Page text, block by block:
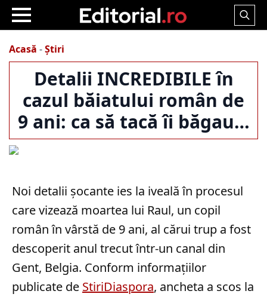
Search
Acasă -Știri
Detalii INCREDIBILE în
cazul băiatului român de
9 ani: ca să tacă îi băgau…
Noi detalii șocante ies la iveală în procesul
care vizează moartea lui Raul, un copil
român în vârstă de 9 ani, al cărui trup a fost
descoperit anul trecut într-un canal din
Gent, Belgia. Conform informațiilor
publicate de StiriDiaspora, ancheta a scos la